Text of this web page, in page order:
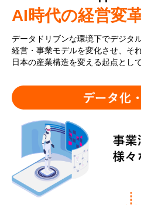
AI時代の経営変
データドリブンな環境下でデジタ
経営・事業モデルを変化させ、そ
日本の産業構造を変える起点とし